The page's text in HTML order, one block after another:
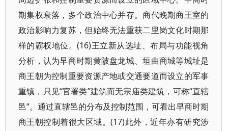
期集权衰落，多个政治中心并存。商代晚期商王室的
政治影响力复苏，但始终无法重获二里岗文化时期那
样的霸权地位。(16)王立新从选址、布局与功能视角
分析，认为早商时期黄陂盘龙城、垣曲商城等城址是
商王朝为控制重要资源产地或交通要道而设立的军事
重镇，只见“官署类”建筑而无宗庙类建筑，可称“直辖
邑”。通过直辖邑的分布及控制范围，可看出早商时期
商王朝控制着很大区域。(17)此外，近年亦有研究涉